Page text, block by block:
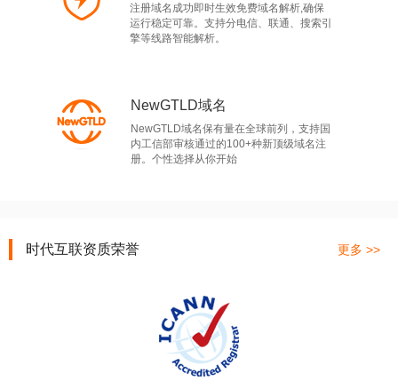
注册域名成功即时生效免费域名解析,确保
运行稳定可靠。支持分电信、联通、搜索引
擎等线路智能解析。
NewGTLD域名
NewGTLD域名保有量在全球前列，支持国
内工信部审核通过的100+种新顶级域名注
册。个性选择从你开始
时代互联资质荣誉 更多 >>